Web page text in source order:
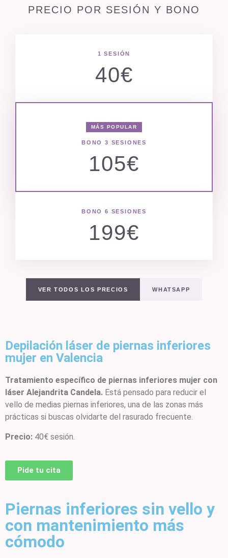
PRECIO POR SESIÓN Y BONO
1 SESIÓN
40€
MÁS POPULAR
BONO 3 SESIONES
105€
BONO 6 SESIONES
199€
VER TODOS LOS PRECIOS WHATSAPP
Depilación láser de piernas inferiores
mujer en Valencia
Tratamiento específico de piernas inferiores mujer con
láser Alejandrita Candela. Está pensado para reducir el
vello de medias piernas inferiores, una de las zonas más
prácticas si buscas olvidarte del rasurado frecuente.
Precio: 40€ sesión.
Pide tu cita
Piernas inferiores sin vello y
con mantenimiento más
cómodo